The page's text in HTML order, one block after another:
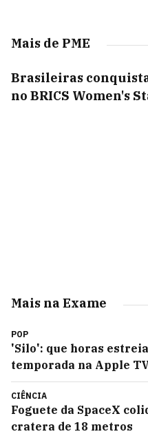
Mais de PME
Brasileiras
no BRICS Women's
Mais na Exame
POP
'Silo': que horas
temporada na Apple
CIÊNCIA
Foguete da SpaceX
cratera de 18 metros